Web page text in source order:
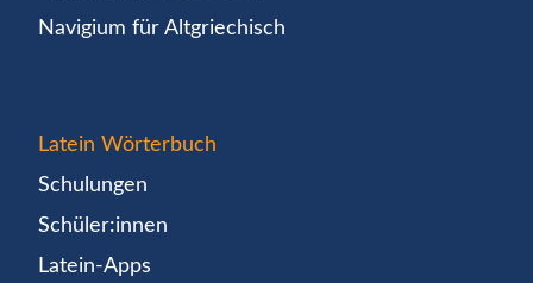
Navigium für Altgriechisch
Latein Wörterbuch
Schulungen
Schüler:innen
Latein-Apps